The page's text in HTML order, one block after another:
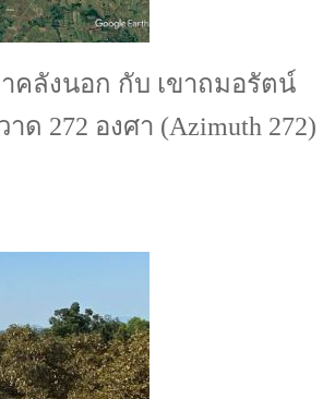
าคลังนอก กับ เขาถมอรัตน์
ด 272 องศา (Azimuth 272)